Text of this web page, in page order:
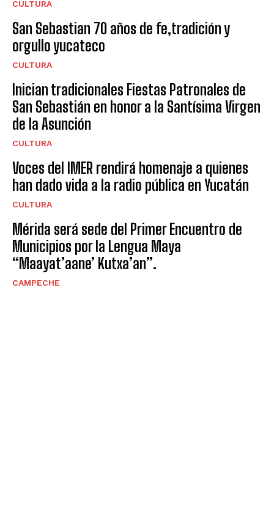
CULTURA
San Sebastian 70 años de fe,tradición y
orgullo yucateco
CULTURA
Inician tradicionales Fiestas Patronales de
San Sebastián en honor a la Santísima Virgen
de la Asunción
CULTURA
Voces del IMER rendirá homenaje a quienes
han dado vida a la radio pública en Yucatán
CULTURA
Mérida será sede del Primer Encuentro de
Municipios por la Lengua Maya
“Maayat’aane’ Kutxa’an”.
CAMPECHE